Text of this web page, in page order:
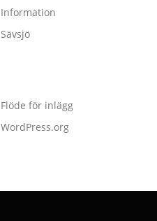
Information
Sävsjö
Flöde för inlägg
WordPress.org